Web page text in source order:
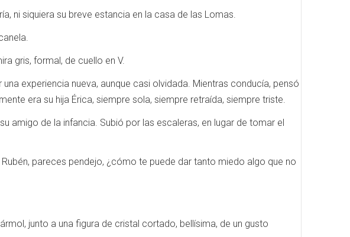
ni siquiera su breve estancia en la casa de las Lomas.
gris, formal, de cuello en V.
experiencia nueva, aunque casi olvidada. Mientras conducía, pensó
era su hija Érica, siempre sola, siempre retraída, siempre triste.
amigo de la infancia. Subió por las escaleras, en lugar de tomar el
pareces pendejo, ¿cómo te puede dar tanto miedo algo que no
junto a una figura de cristal cortado, bellísima, de un gusto